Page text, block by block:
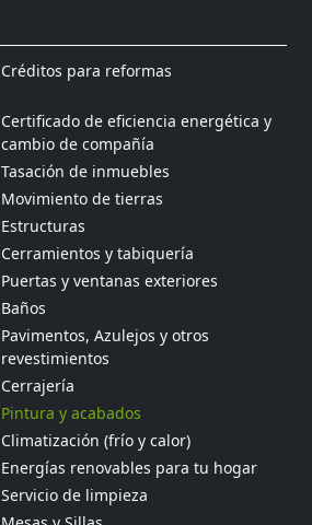
Créditos para reformas
Certificado de eficiencia energética y
cambio de compañía
Tasación de inmuebles
Movimiento de tierras
Estructuras
Cerramientos y tabiquería
Puertas y ventanas exteriores
Baños
Pavimentos, Azulejos y otros
revestimientos
Cerrajería
Pintura y acabados
Climatización (frío y calor)
Energías renovables para tu hogar
Servicio de limpieza